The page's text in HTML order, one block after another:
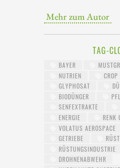
Mehr zum Autor
TAG-
BAYER
NUTRIEN
CROP
GLYPHOSAT
BIODÜNGER
SENFEXTRAKTE
ENERGIE
RENK
VOLATUS AEROSPACE
GETRIEBE
RÜSTUNGSINDUSTRIE
DROHNENABWEHR